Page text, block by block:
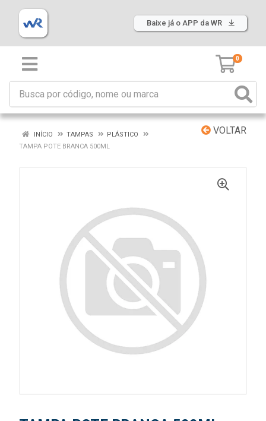
Baixe já o APP da WR
0
VOLTAR
INÍCIO TAMPAS
PLÁSTICO
TAMPA POTE BRANCA 500ML